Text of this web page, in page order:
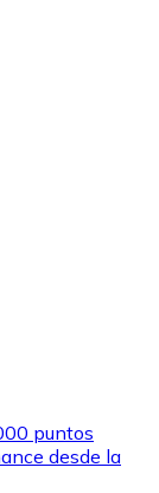
favoritas con
puntos
desde la